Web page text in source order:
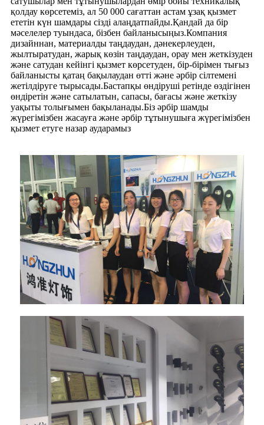
қолдау көрсетеміз, ал 50 000 сағаттан астам ұзақ қызмет
ететін күн шамдары сізді алаңдатпайды.Қандай да бір
мәселелер туындаса, бізбен байланысыңыз.Компания
дизайннан, материалды таңдаудан, дәнекерлеуден,
жылтыратудан, жарық көзін таңдаудан, орау мен жеткізуден
және сатудан кейінгі қызмет көрсетуден, бір-бірімен тығыз
байланысты қатаң бақылаудан өтті және әрбір сілтемені
жетілдіруге тырысады.Бастапқы өндіруші ретінде өздігінен
өндіретін және сатылатын, сапасы, бағасы және жеткізу
уақыты толығымен бақыланады.Біз әрбір шамды
жүрегімізбен жасауға және әрбір тұтынушыға жүрегімізбен
қызмет етуге назар аударамыз